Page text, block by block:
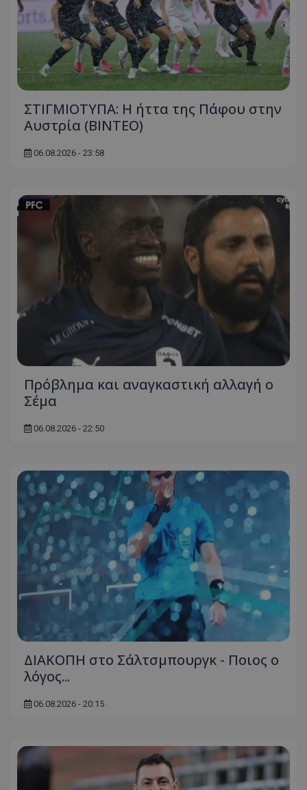
ΣΤΙΓΜΙΟΤΥΠΑ: Η ήττα της Πάφου στην
Αυστρία (ΒΙΝΤΕΟ)
06.08.2026 - 23:58
Πρόβλημα και αναγκαστική αλλαγή ο
Σέμα
06.08.2026 - 22:50
ΔΙΑΚΟΠΗ στο Σάλτσμπουργκ - Ποιος ο
λόγος...
06.08.2026 - 20:15